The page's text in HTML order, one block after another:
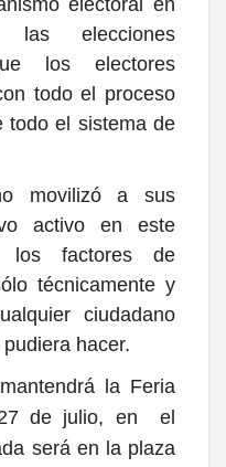
elecciones
los electores
todo el proceso
todo el sistema de
movilizó a sus
activo en este
los factores de
técnicamente y
ciudadano
hacer.
la Feria
de julio, en el
será en la plaza